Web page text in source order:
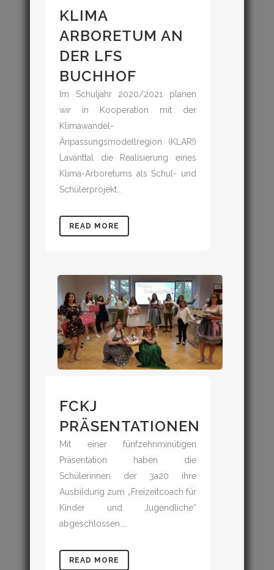
KLIMA
ARBORETUM AN
DER LFS
BUCHHOF
Im Schuljahr 2020/2021 planen
wir in Kooperation mit der
Klimawandel-
Anpassungsmodellregion (KLAR!)
Lavanttal die Realisierung eines
Klima-Arboretums als Schul- und
Schülerprojekt...
READ MORE
FCKJ
PRÄSENTATIONEN
Mit einer fünfzehnminütigen
Präsentation haben die
Schülerinnen der 3a20 ihre
Ausbildung zum „Freizeitcoach für
Kinder und Jugendliche“
abgeschlossen....
READ MORE